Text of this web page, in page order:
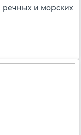
речных и морских